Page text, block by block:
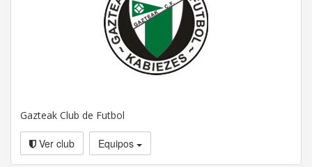
Gazteak Club de Futbol
Ver club Equipos